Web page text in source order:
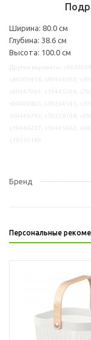
Ширина: 80.0 см
Глубина: 38.6 см
Высота: 100.0 см
Бренд
Персональные